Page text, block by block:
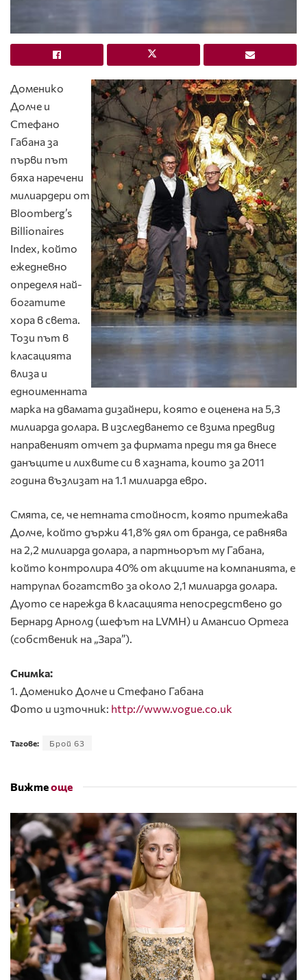
Доменико
Долче и
Стефано
Габана за
първи път
бяха наречени
милиардери от
Bloomberg’s
Billionaires
Index, който
ежедневно
определя най-
богатите
хора в света.
Този път в
класацията
влиза и
едноименната
марка на двамата дизайнери, която е оценена на 5,3
милиарда долара. В изследването се взима предвид
направеният отчет за фирмата преди тя да внесе
данъците и лихвите си в хазната, които за 2011
година възлизат на 1.1 милиарда евро.
Смята, се, че нетната стойност, която притежава
Долче, който държи 41,8% дял от бранда, се равнява
на 2,2 милиарда долара, а партньорът му Габана,
който контролира 40% от акциите на компанията, е
натрупал богатство за около 2,1 милиарда долара.
Дуото се нарежда в класацията непосредствено до
Бернард Арнолд (шефът на LVMH) и Амансио Ортега
(собственик на „Зара”).
Снимка:
1. Доменико Долче и Стефано Габана
Фото и източник: http://www.vogue.co.uk
Тагове: Брой 63
Вижтеоще